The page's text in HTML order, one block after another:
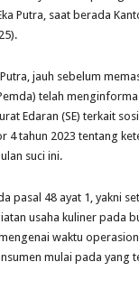
Putra, saat berada
jauh sebelum
telah
Edaran (SE) terkait
4 tahun 2023 tentang
suci ini.
pasal 48 ayat 1, yakni
usaha kuliner pada
waktu
mulai pada yang